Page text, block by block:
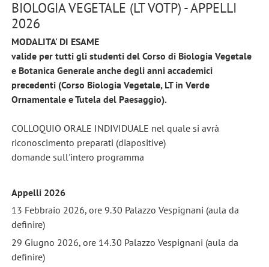
BIOLOGIA VEGETALE (LT VOTP) - APPELLI
2026
MODALITA' DI ESAME
valide per tutti gli studenti del Corso di Biologia Vegetale
e Botanica Generale anche degli anni accademici
precedenti (Corso Biologia Vegetale, LT in Verde
Ornamentale e Tutela del Paesaggio).
COLLOQUIO ORALE INDIVIDUALE nel quale si avrà
riconoscimento preparati (diapositive)
domande sull'intero programma
Appelli 2026
13 Febbraio 2026, ore 9.30 Palazzo Vespignani (aula da
definire)
29 Giugno 2026, ore 14.30 Palazzo Vespignani (aula da
definire)